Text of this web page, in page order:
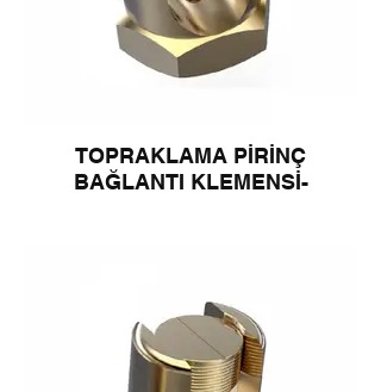
TOPRAKLAMA PİRİNÇ
BAĞLANTI KLEMENSİ-